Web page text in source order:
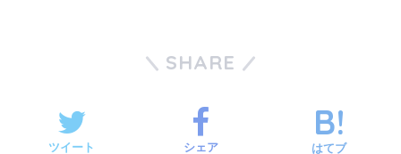
SHARE
ツイート シェア はてブ